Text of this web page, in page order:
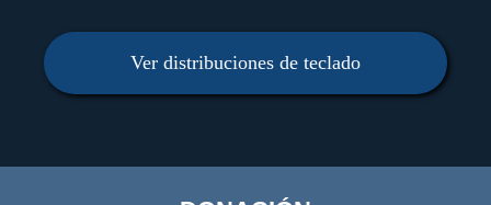
Ver distribuciones de teclado